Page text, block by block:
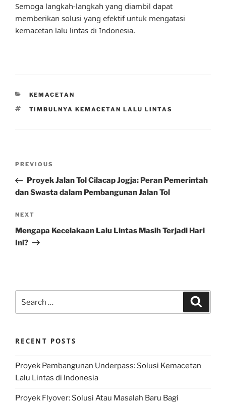
Semoga langkah-langkah yang diambil dapat
memberikan solusi yang efektif untuk mengatasi
kemacetan lalu lintas di Indonesia.
CATEGORIES
KEMACETAN
TAGS
TIMBULNYA KEMACETAN LALU LINTAS
Previous
Post
PREVIOUS
Proyek Jalan Tol Cilacap Jogja: Peran Pemerintah
dan Swasta dalam Pembangunan Jalan Tol
Next
Post
NEXT
Mengapa Kecelakaan Lalu Lintas Masih Terjadi Hari
Ini?
for:
RECENT POSTS
Proyek Pembangunan Underpass: Solusi Kemacetan
Lalu Lintas di Indonesia
Proyek Flyover: Solusi Atau Masalah Baru Bagi